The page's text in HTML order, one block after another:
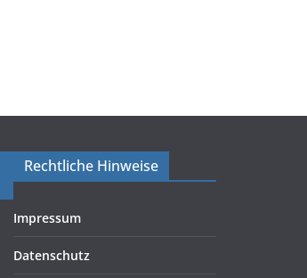
Rechtliche Hinweise
Impressum
Datenschutz